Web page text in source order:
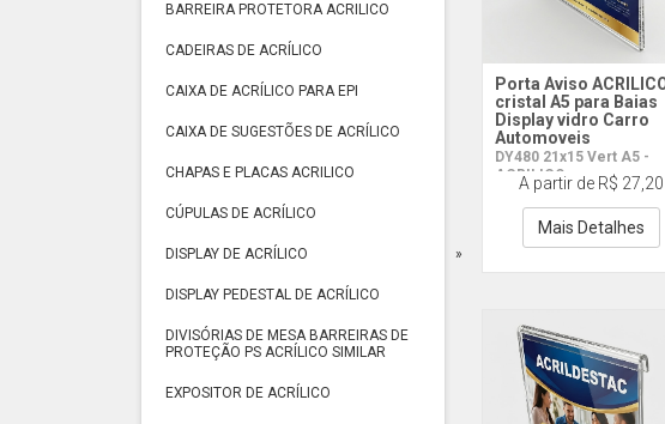
BARREIRA PROTETORA ACRILICO
CADEIRAS DE ACRÍLICO
CAIXA DE ACRÍLICO PARA EPI
CAIXA DE SUGESTÕES DE ACRÍLICO
CHAPAS E PLACAS ACRILICO
CÚPULAS DE ACRÍLICO
DISPLAY DE ACRÍLICO
DISPLAY PEDESTAL DE ACRÍLICO
DIVISÓRIAS DE MESA BARREIRAS DE
PROTEÇÃO PS ACRÍLICO SIMILAR
EXPOSITOR DE ACRÍLICO
Porta Aviso
cristal A5 para Baias
Display vidro Carro
Automoveis
DY480 21x15 Vert A5 -
ACRILICO
A partir de R$ 27,20
Mais Detalhes